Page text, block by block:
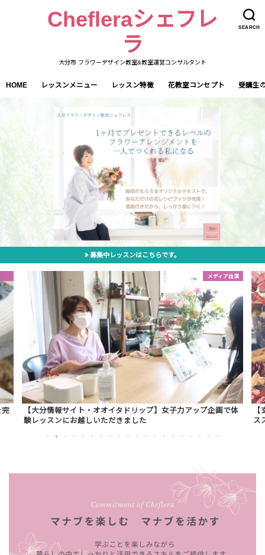
SEARCH
Chefleraシェフレ
ラ
大分市 フラワーデザイン教室&教室運営コンサルタント
HOME レッスンメニュー レッスン特徴 花教室コンセプト 受講生
募集中レッスンはこちらです。
インテリア
【玄関・出窓・棚の飾り付け】オシャレに飾る超簡単コツ＆オ
ススメ雑貨ベスト５
ー
1 2 3 4 5 6 7 8 9 10 11 12 13 14 15 16 17 18 19 20